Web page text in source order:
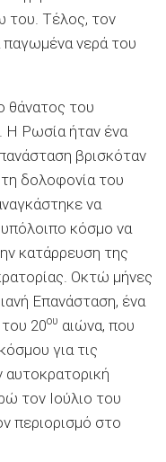
του. Τέλος, τον
παγωμένα νερά του
θάνατος του
Η Ρωσία ήταν ένα
βρισκόταν
δολοφονία του
να
κόσμο να
κατάρρευση της
Οκτώ μήνες
Επανάσταση, ένα
20ου αιώνα, που
για τις
αυτοκρατορική
τον Ιούλιο του
περιορισμό στο